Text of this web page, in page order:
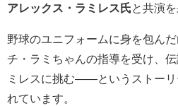
アレックス・ラミレス氏と共演
野球のユニフォームに身を包ん
チ・ラミちゃんの指導を受け、
ミレスに挑む――というストー
れています。